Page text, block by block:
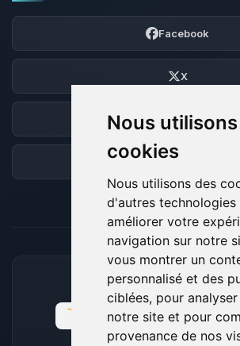
Nous
cookies
Nous utilisons des
d'autres
améliorer votre
navigation sur notre
vous montrer un
personnalisé et des
ciblées, pour
notre site et pour
provenance de nos
Facebook
X
Discord
Forum
MOYENS DE PAIEMENT